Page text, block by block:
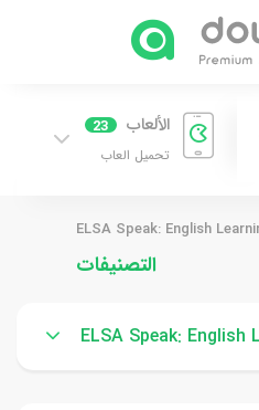
الألعاب 23
تحميل العاب
ELSA Speak: English
التصنيفات
ELSA Speak: English